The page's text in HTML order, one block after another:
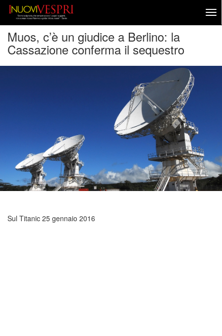
Muos, c’è un giudice a Berlino: la
Cassazione conferma il sequestro
Sul Titanic 25 gennaio 2016